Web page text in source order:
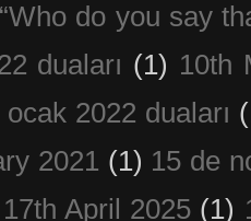
“Who do you say
duaları (1) 10th
ocak 2022 duaları
2021 (1) 15 de
17th April 2025 (1)